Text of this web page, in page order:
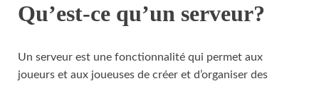
Qu’est-ce qu’un serveur?
Un serveur est une fonctionnalité qui permet aux
joueurs et aux joueuses de créer et d’organiser des